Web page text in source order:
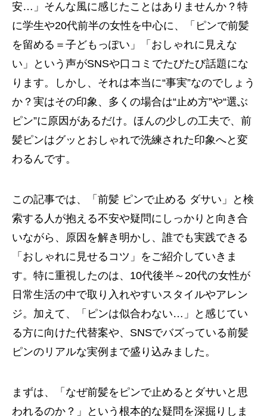
安…」そんな風に感じたことはありませんか？特
に学生や20代前半の女性を中心に、「ピンで前髪
を留める＝子どもっぽい」「おしゃれに見えな
い」という声がSNSや口コミでたびたび話題にな
ります。しかし、それは本当に“事実”なのでしょう
か？実はその印象、多くの場合は“止め方”や“選ぶ
ピン”に原因があるだけ。ほんの少しの工夫で、前
髪ピンはグッとおしゃれで洗練された印象へと変
わるんです。
この記事では、「前髪 ピンで止める ダサい」と検
索する人が抱える不安や疑問にしっかりと向き合
いながら、原因を解き明かし、誰でも実践できる
「おしゃれに見せるコツ」をご紹介していきま
す。特に重視したのは、10代後半～20代の女性が
日常生活の中で取り入れやすいスタイルやアレン
ジ。加えて、「ピンは似合わない…」と感じてい
る方に向けた代替案や、SNSでバズっている前髪
ピンのリアルな実例まで盛り込みました。
まずは、「なぜ前髪をピンで止めるとダサいと思
われるのか？」という根本的な疑問を深掘りしま